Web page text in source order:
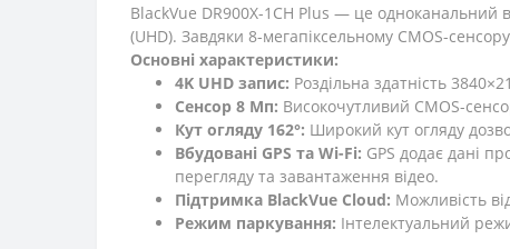
BlackVue DR900X-1CH Plus — це одноканальний
(UHD). Завдяки 8-мегапіксельному CMOS-
Основні характеристики:
4K UHD запис: Роздільна здатність
Сенсор 8 Мп: Високочутливий CMOS-
Кут огляду 162°: Широкий кут огляду
Вбудовані GPS та Wi-Fi: GPS додає дані
перегляду та завантаження відео.
Підтримка BlackVue Cloud: Можливість
Режим паркування: Інтелектуальний